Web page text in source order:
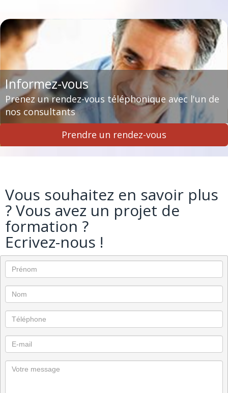
Informez-vous
Prenez un rendez-vous téléphonique avec l'un de
nos consultants
Prendre un rendez-vous
Vous souhaitez en savoir plus
? Vous avez un projet de
formation ?
Ecrivez-nous !